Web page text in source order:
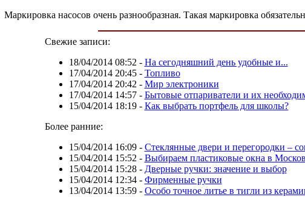
Маркировка насосов очень разнообразная. Такая маркировка
Свежие записи:
18/04/2014 08:52 - На сегодняшний день удобные и...
17/04/2014 20:45- Топливо
17/04/2014 20:42 - Мир электроники
17/04/2014 14:57- Бытовые отпариватели и их
15/04/2014 18:19- Как выбрать портфель для школы?
Более ранние:
15/04/2014 16:09- Стеклянные двери и перегородки –
15/04/2014 15:52 - Выбираем пластиковые окна в
15/04/2014 15:28- Дверные ручки: значение и выбор
15/04/2014 12:34- Фирменные ручки
13/04/2014 13:59- Особо точное литье в тигли из